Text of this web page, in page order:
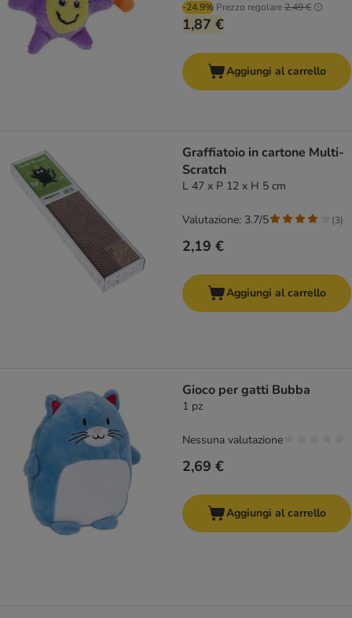
-24.9% Prezzo regolare2,49 €
1,87 €
Aggiungi al carrello
Graffiatoio in cartone Multi-
Scratch
L 47 x P 12 x H 5 cm
2,19 €
Valutazione: 3.7/5 (3)
Aggiungi al carrello
Gioco per gatti Bubba
1 pz
2,69 €
Nessuna valutazione
Aggiungi al carrello